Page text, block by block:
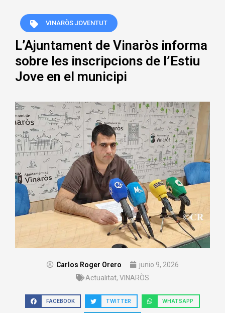
VINARÒS JOVENTUT
L’Ajuntament de Vinaròs informa
sobre les inscripcions de l’Estiu
Jove en el municipi
Carlos Roger Orero
junio 9, 2026
Actualitat, VINARÒS
FACEBOOK TWITTER WHATSAPP